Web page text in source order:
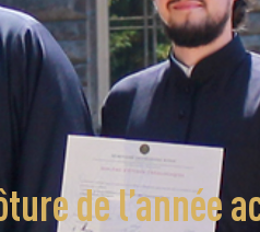
de l’année